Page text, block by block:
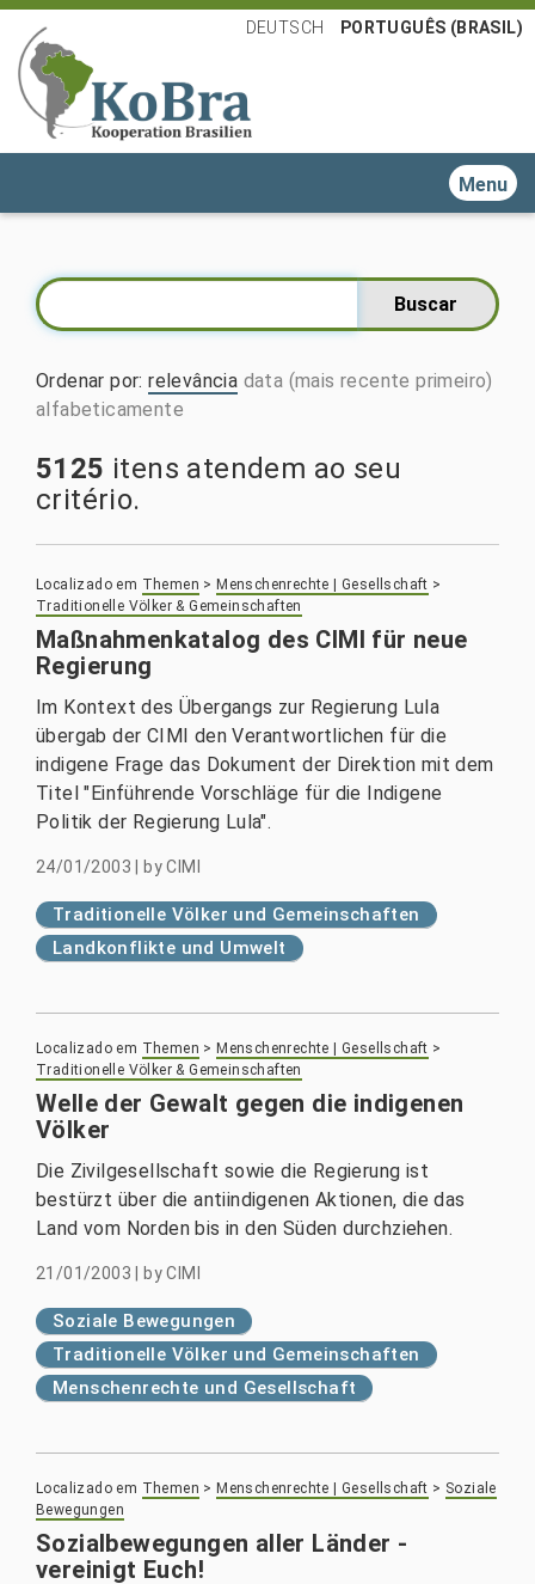
DEUTSCH PORTUGUÊS (BRASIL)
Toggle
Ordenar por:relevância data (mais recente primeiro)
alfabeticamente
5125 itens atendem ao seu
critério.
Localizado em Themen > Menschenrechte | Gesellschaft >
Traditionelle Völker & Gemeinschaften
Maßnahmenkatalog des CIMI für neue
Regierung
Im Kontext des Übergangs zur Regierung Lula
übergab der CIMI den Verantwortlichen für die
indigene Frage das Dokument der Direktion mit dem
Titel "Einführende Vorschläge für die Indigene
Politik der Regierung Lula".
24/01/2003 byCIMI
Traditionelle Völker und Gemeinschaften
Landkonflikte und Umwelt
Localizado em Themen > Menschenrechte | Gesellschaft >
Traditionelle Völker & Gemeinschaften
Welle der Gewalt gegen die indigenen
Völker
Die Zivilgesellschaft sowie die Regierung ist
bestürzt über die antiindigenen Aktionen, die das
Land vom Norden bis in den Süden durchziehen.
21/01/2003 byCIMI
Soziale Bewegungen
Traditionelle Völker und Gemeinschaften
Menschenrechte und Gesellschaft
Localizado em Themen > Menschenrechte | Gesellschaft > Soziale
Bewegungen
Sozialbewegungen aller Länder -
vereinigt Euch!